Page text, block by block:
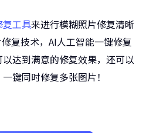
复工具来进行模糊照片修复清晰
复技术，AI人工智能一键修复
达到满意的修复效果，还可以
键同时修复多张图片！